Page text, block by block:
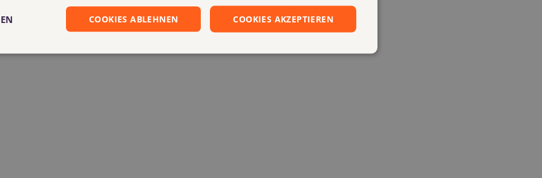
account reconciliation via Weblink, everything becomes much easier.
actor Fabian Bahnsen shows how simple and efficient the solution is.
COOKIES AKZEPTIEREN
COOKIES ABLEHNEN